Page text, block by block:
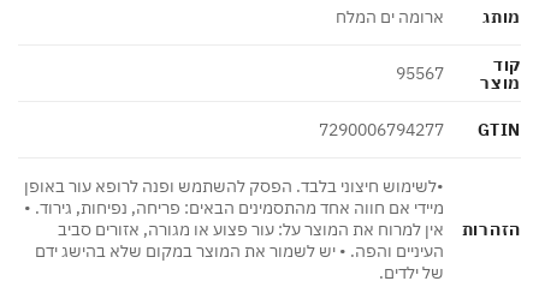
ארומה ים המלח
95567
7290006794277
•לשימוש חיצוני בלבד. הפסק להשתמש ופנה לרופא עור באופן
מיידי אם חווה אחד מהתסמינים הבאים: פריחה, נפיחות, גירוד. •
אין למרוח את המוצר על: עור פצוע או מגורה, אזורים סביב
העיניים והפה. • יש לשמור את המוצר במקום שלא בהישג ידם
של ילדים.